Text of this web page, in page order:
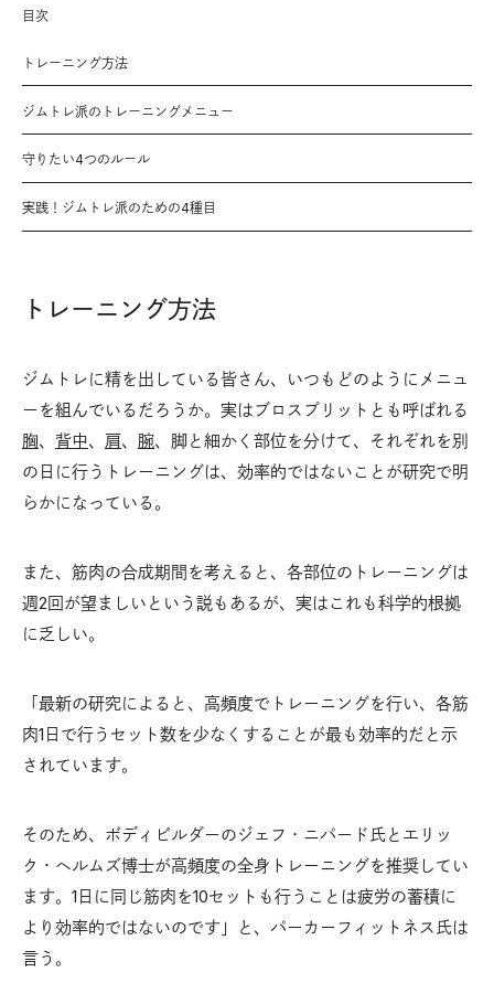
目次
トレーニング方法
ジムトレ派のトレーニングメニュー
守りたい4つのルール
実践！ジムトレ派のための4種目
トレーニング方法
ジムトレに精を出している皆さん、いつもどのようにメニュ
ーを組んでいるだろうか。実はブロスプリットとも呼ばれる
胸、 背中、 肩、 腕、脚と細かく部位を分けて、それぞれを別
の日に行うトレーニングは、効率的ではないことが研究で明
らかになっている。
また、筋肉の合成期間を考えると、各部位のトレーニングは
週2回が望ましいという説もあるが、実はこれも科学的根拠
に乏しい。
「最新の研究によると、高頻度でトレーニングを行い、各筋
肉1日で行うセット数を少なくすることが最も効率的だと示
されています。
そのため、ボディビルダーのジェフ・ニパード氏とエリッ
ク・ヘルムズ博士が高頻度の全身トレーニングを推奨してい
ます。1日に同じ筋肉を10セットも行うことは疲労の蓄積に
より効率的ではないのです」と、パーカーフィットネス氏は
言う。